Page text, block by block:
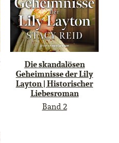
Die skandalösen
Geheimnisse der Lily
Layton | Historischer
Liebesroman
Band 2